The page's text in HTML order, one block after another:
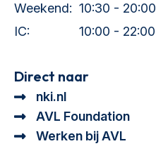
Weekend: 10:30 - 20:00
IC:
10:00 - 22:00
Direct naar
nki.nl
AVL Foundation
Werken bij AVL